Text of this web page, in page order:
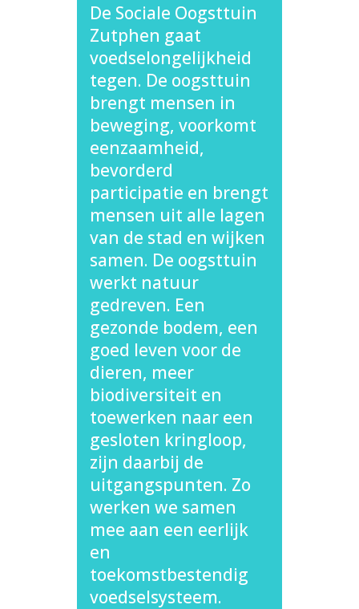
De Sociale Oogsttuin
Zutphen gaat
voedselongelijkheid
tegen. De oogsttuin
brengt mensen in
beweging, voorkomt
eenzaamheid,
bevorderd
participatie en brengt
mensen uit alle lagen
van de stad en wijken
samen. De oogsttuin
werkt natuur
gedreven. Een
gezonde bodem, een
goed leven voor de
dieren, meer
biodiversiteit en
toewerken naar een
gesloten kringloop,
zijn daarbij de
uitgangspunten. Zo
werken we samen
mee aan een eerlijk
en
toekomstbestendig
voedselsysteem.